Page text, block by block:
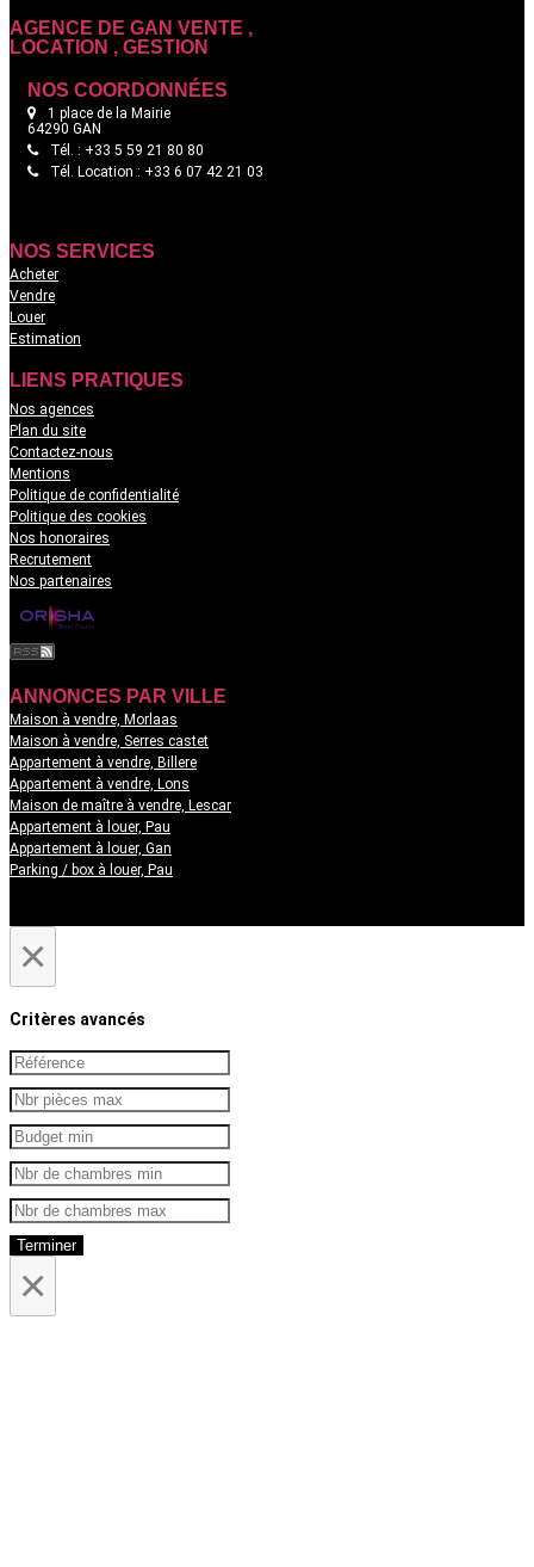
combine tranquillité et proximité des commerces.
AGENCE DE GAN VENTE ,
LOCATION , GESTION
NOS COORDONNÉES
1 place de la Mairie
64290 GAN
Tél. : +33 5 59 21 80 80
Tél. Location : +33 6 07 42 21 03
AGENCE DE LESCAR
VENTE LOCATION
NOS COORDONNÉES
2 rue maubec
64230 Lescar
Tél. : +33 5 59 60 94 62
NOS SERVICES
Acheter
Vendre
Louer
Estimation
LIENS PRATIQUES
Nos agences
Plan du site
Contactez-nous
Mentions
Politique de confidentialité
Politique des cookies
Nos honoraires
Recrutement
Nos partenaires
ANNONCES PAR VILLE
Maison à vendre, Morlaas
Maison à vendre, Serres castet
Appartement à vendre, Billere
Appartement à vendre, Lons
Maison de maître à vendre, Lescar
Appartement à louer, Pau
Appartement à louer, Gan
Parking / box à louer, Pau
×
Critères avancés
Terminer
×